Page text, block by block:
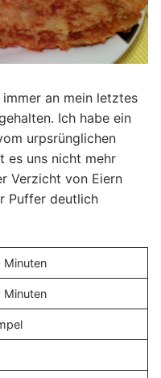
an mein letztes
Ich habe ein
urpsrünglichen
es uns nicht mehr
Verzicht von Eiern
Puffer deutlich
Minuten
Minuten